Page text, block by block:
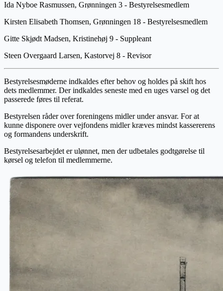
Ida Nyboe Rasmussen, Grønningen 3 - Bestyrelsesmedlem
Kirsten Elisabeth Thomsen, Grønningen 18 - Bestyrelsesmedlem
Gitte Skjødt Madsen, Kristinehøj 9 - Suppleant
Steen Overgaard Larsen, Kastorvej 8 - Revisor
Bestyrelsesmøderne indkaldes efter behov og holdes på skift hos
dets medlemmer. Der indkaldes seneste med en uges varsel og det
passerede føres til referat.
Bestyrelsen råder over foreningens midler under ansvar. For at
kunne disponere over vejfondens midler kræves mindst kassererens
og formandens underskrift.
Bestyrelsesarbejdet er ulønnet, men der udbetales godtgørelse til
kørsel og telefon til medlemmerne.